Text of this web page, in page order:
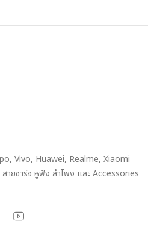
Vivo, Huawei, Realme, Xiaomi
ยชาร์จ หูฟัง ลำโพง และ Accessories